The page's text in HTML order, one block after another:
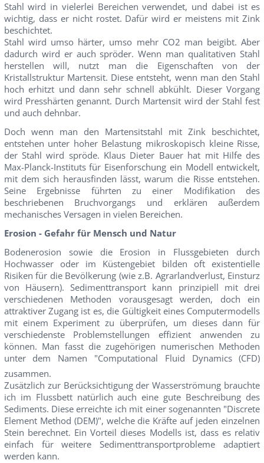
Stahl wird in vielerlei Bereichen verwendet, und dabei ist es
wichtig, dass er nicht rostet. Dafür wird er meistens mit Zink
beschichtet.
Stahl wird umso härter, umso mehr CO2 man beigibt. Aber
dadurch wird er auch spröder. Wenn man qualitativen Stahl
herstellen will, nutzt man die Eigenschaften von der
Kristallstruktur Martensit. Diese entsteht, wenn man den Stahl
hoch erhitzt und dann sehr schnell abkühlt. Dieser Vorgang
wird Presshärten genannt. Durch Martensit wird der Stahl fest
und auch dehnbar.
Doch wenn man den Martensitstahl mit Zink beschichtet,
entstehen unter hoher Belastung mikroskopisch kleine Risse,
der Stahl wird spröde. Klaus Dieter Bauer hat mit Hilfe des
Max-Planck-Instituts für Eisenforschung ein Modell entwickelt,
mit dem sich herausfinden lässt, warum die Risse entstehen.
Seine Ergebnisse führten zu einer Modifikation des
beschriebenen Bruchvorgangs und erklären außerdem
mechanisches Versagen in vielen Bereichen.
Erosion - Gefahr für Mensch und Natur
Bodenerosion sowie die Erosion in Flussgebieten durch
Hochwasser oder im Küstengebiet bilden oft existentielle
Risiken für die Bevölkerung (wie z.B. Agrarlandverlust, Einsturz
von Häusern). Sedimenttransport kann prinzipiell mit drei
verschiedenen Methoden vorausgesagt werden, doch ein
attraktiver Zugang ist es, die Gültigkeit eines Computermodells
mit einem Experiment zu überprüfen, um dieses dann für
verschiedenste Problemstellungen effizient anwenden zu
können. Man fasst die zugehörigen numerischen Methoden
unter dem Namen "Computational Fluid Dynamics (CFD)
zusammen.
Zusätzlich zur Berücksichtigung der Wasserströmung brauchte
ich im Flussbett natürlich auch eine gute Beschreibung des
Sediments. Diese erreichte ich mit einer sogenannten "Discrete
Element Method (DEM)", welche die Kräfte auf jeden einzelnen
Stein berechnet. Ein Vorteil dieses Modells ist, dass es relativ
einfach für weitere Sedimenttransportprobleme adaptiert
werden kann.